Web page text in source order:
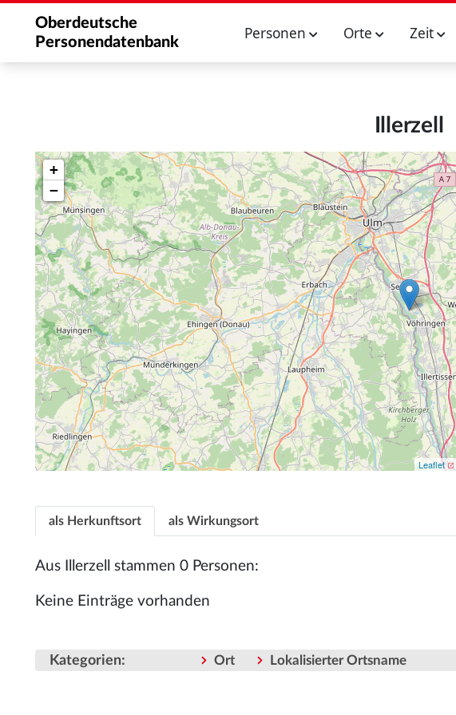
Oberdeutsche
Personendatenbank
Personen Orte Zeit
Illerzell
+
−
Leaflet
als Herkunftsort als Wirkungsort
Aus Illerzell stammen 0 Personen:
Keine Einträge vorhanden
Kategorien: Ort Lokalisierter Ortsname